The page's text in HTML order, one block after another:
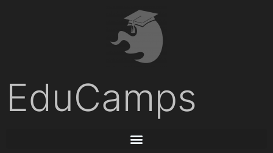
EduCamps